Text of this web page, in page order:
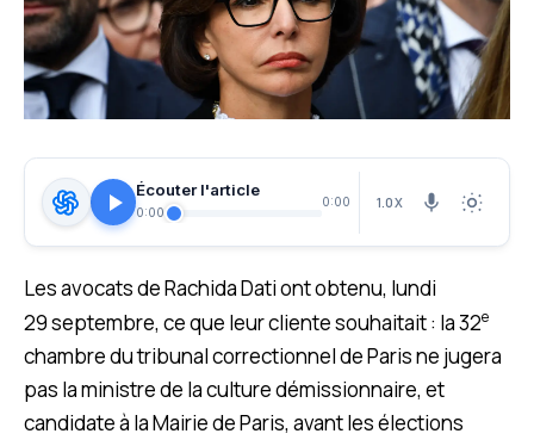
Écouter l'article
0:00
0:00 1.0X
Les avocats de Rachida Dati ont obtenu, lundi
29 septembre, ce que leur cliente souhaitait : la 32e
chambre du tribunal correctionnel de Paris ne jugera
pas la ministre de la culture démissionnaire, et
candidate à la Mairie de Paris, avant les élections